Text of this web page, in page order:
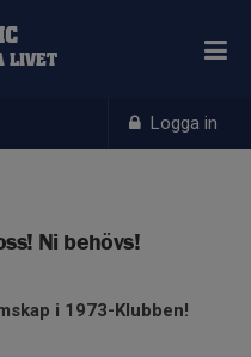
Logga in
LIVET
Ni behövs!
i 1973-Klubben!